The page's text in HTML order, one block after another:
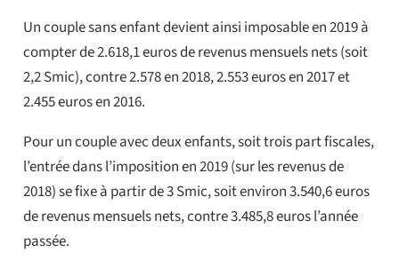
Un couple sans enfant devient ainsi imposable en 2019 à
compter de 2.618,1 euros de revenus mensuels nets (soit
2,2 Smic), contre 2.578 en 2018, 2.553 euros en 2017 et
2.455 euros en 2016.
Pour un couple avec deux enfants, soit trois part fiscales,
l’entrée dans l’imposition en 2019 (sur les revenus de
2018) se fixe à partir de 3 Smic, soit environ 3.540,6 euros
de revenus mensuels nets, contre 3.485,8 euros l’année
passée.